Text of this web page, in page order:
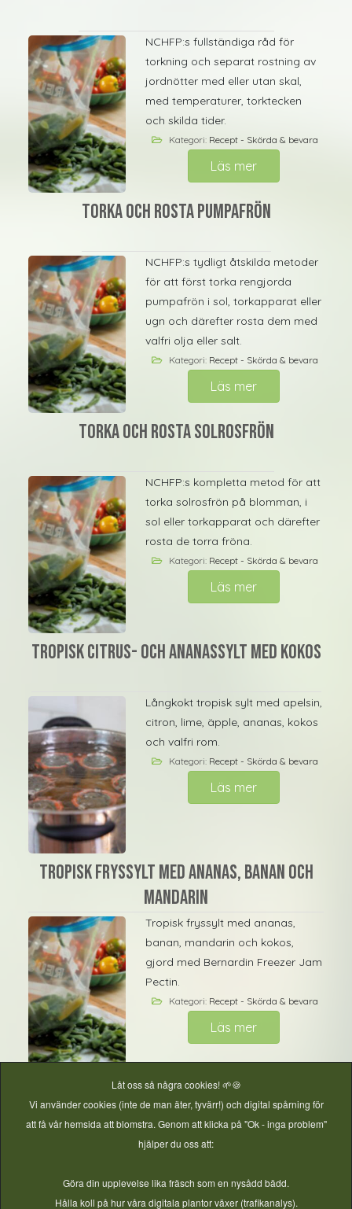
NCHFP:s fullständiga råd för
torkning och separat rostning av
jordnötter med eller utan skal,
med temperaturer, torktecken
och skilda tider.
Kategori: Recept - Skörda & bevara
Läs mer
Torka och rosta pumpafrön
NCHFP:s tydligt åtskilda metoder
för att först torka rengjorda
pumpafrön i sol, torkapparat eller
ugn och därefter rosta dem med
valfri olja eller salt.
Kategori: Recept - Skörda & bevara
Läs mer
Torka och rosta solrosfrön
NCHFP:s kompletta metod för att
torka solrosfrön på blomman, i
sol eller torkapparat och därefter
rosta de torra fröna.
Kategori: Recept - Skörda & bevara
Läs mer
Tropisk citrus- och ananassylt med kokos
Långkokt tropisk sylt med apelsin,
citron, lime, äpple, ananas, kokos
och valfri rom.
Kategori: Recept - Skörda & bevara
Läs mer
Tropisk fryssylt med ananas, banan och
mandarin
Tropisk fryssylt med ananas,
banan, mandarin och kokos,
gjord med Bernardin Freezer Jam
Pectin.
Kategori: Recept - Skörda & bevara
Läs mer
Tryckkonserverade gröna jordnötter
NCHFP:s varmfyllda gröna
behandlade i
tryckkonserveringskärl.
Låt oss så några cookies! 🌱🍪
Vi använder cookies (inte de man äter, tyvärr!) och digital spårning för
att få vår hemsida att blomstra. Genom att klicka på "Ok - inga problem"
hjälper du oss att:
Göra din upplevelse lika fräsch som en nysådd bädd.
Hålla koll på hur våra digitala plantor växer (trafikanalys).